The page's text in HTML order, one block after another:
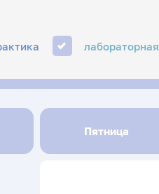
лабораторная
Пятница